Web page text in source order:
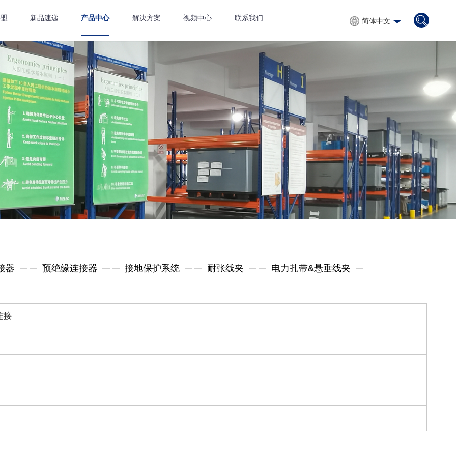
新品速递 产品中心 解决方案 视频中心 联系我们 简体中文
Français
Português
器 预绝缘连接器 接地保护系统 耐张线夹 电力扎带&悬垂线夹
接